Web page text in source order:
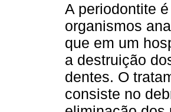
A periodontite
organismos
que em um
a destruição
dentes. O
consiste no